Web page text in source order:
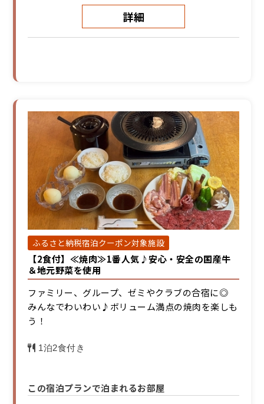
詳細
ふるさと納税宿泊クーポン対象施設
【2食付】≪焼肉≫1番人気♪安心・安全の国産牛
＆地元野菜を使用
ファミリー、グループ、ゼミやクラブの合宿に◎
みんなでわいわい♪ボリューム満点の焼肉を楽しも
う！
1泊2食付き
この宿泊プランで泊まれるお部屋